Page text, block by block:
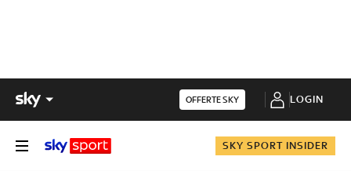
OFFERTE SKY LOGIN
SKY SPORT INSIDER